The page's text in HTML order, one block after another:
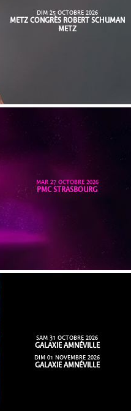
DIM 25 OCTOBRE 2026
METZ CONGRÈS ROBERT SCHUMAN
METZ
MAR 27 OCTOBRE 2026
PMC STRASBOURG
SAM 31 OCTOBRE 2026
GALAXIE AMNÉVILLE
DIM 01 NOVEMBRE 2026
GALAXIE AMNÉVILLE